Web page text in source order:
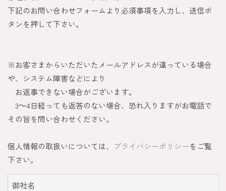
下記のお問い合わせフォームより必須事項を入力し、送信ボ
タンを押して下さい。
※お客さまからいただいたメールアドレスが違っている場合
や、システム障害などにより
お返事できない場合がございます。
3～4日経っても返答のない場合、恐れ入りますがお電話で
その旨を問い合わせください。
個人情報の取扱いについては、 プライバシーポリシーをご覧
下さい。
御社名